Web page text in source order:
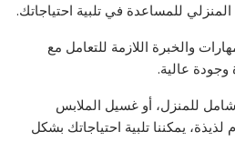
للمساعدة في تلبية احتياجاتك.
والخبرة اللازمة للتعامل مع
وجودة عالية.
للمنزل، أو غسيل الملابس
يمكننا تلبية احتياجاتك بشكل